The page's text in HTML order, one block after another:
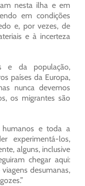
nesta ilha e em
em condições
e, por vezes, de
e à incerteza
e da população,
países da Europa,
nunca devemos
os migrantes são
humanos e toda a
experimentá-los,
alguns, inclusive
chegar aqui:
desumanas,